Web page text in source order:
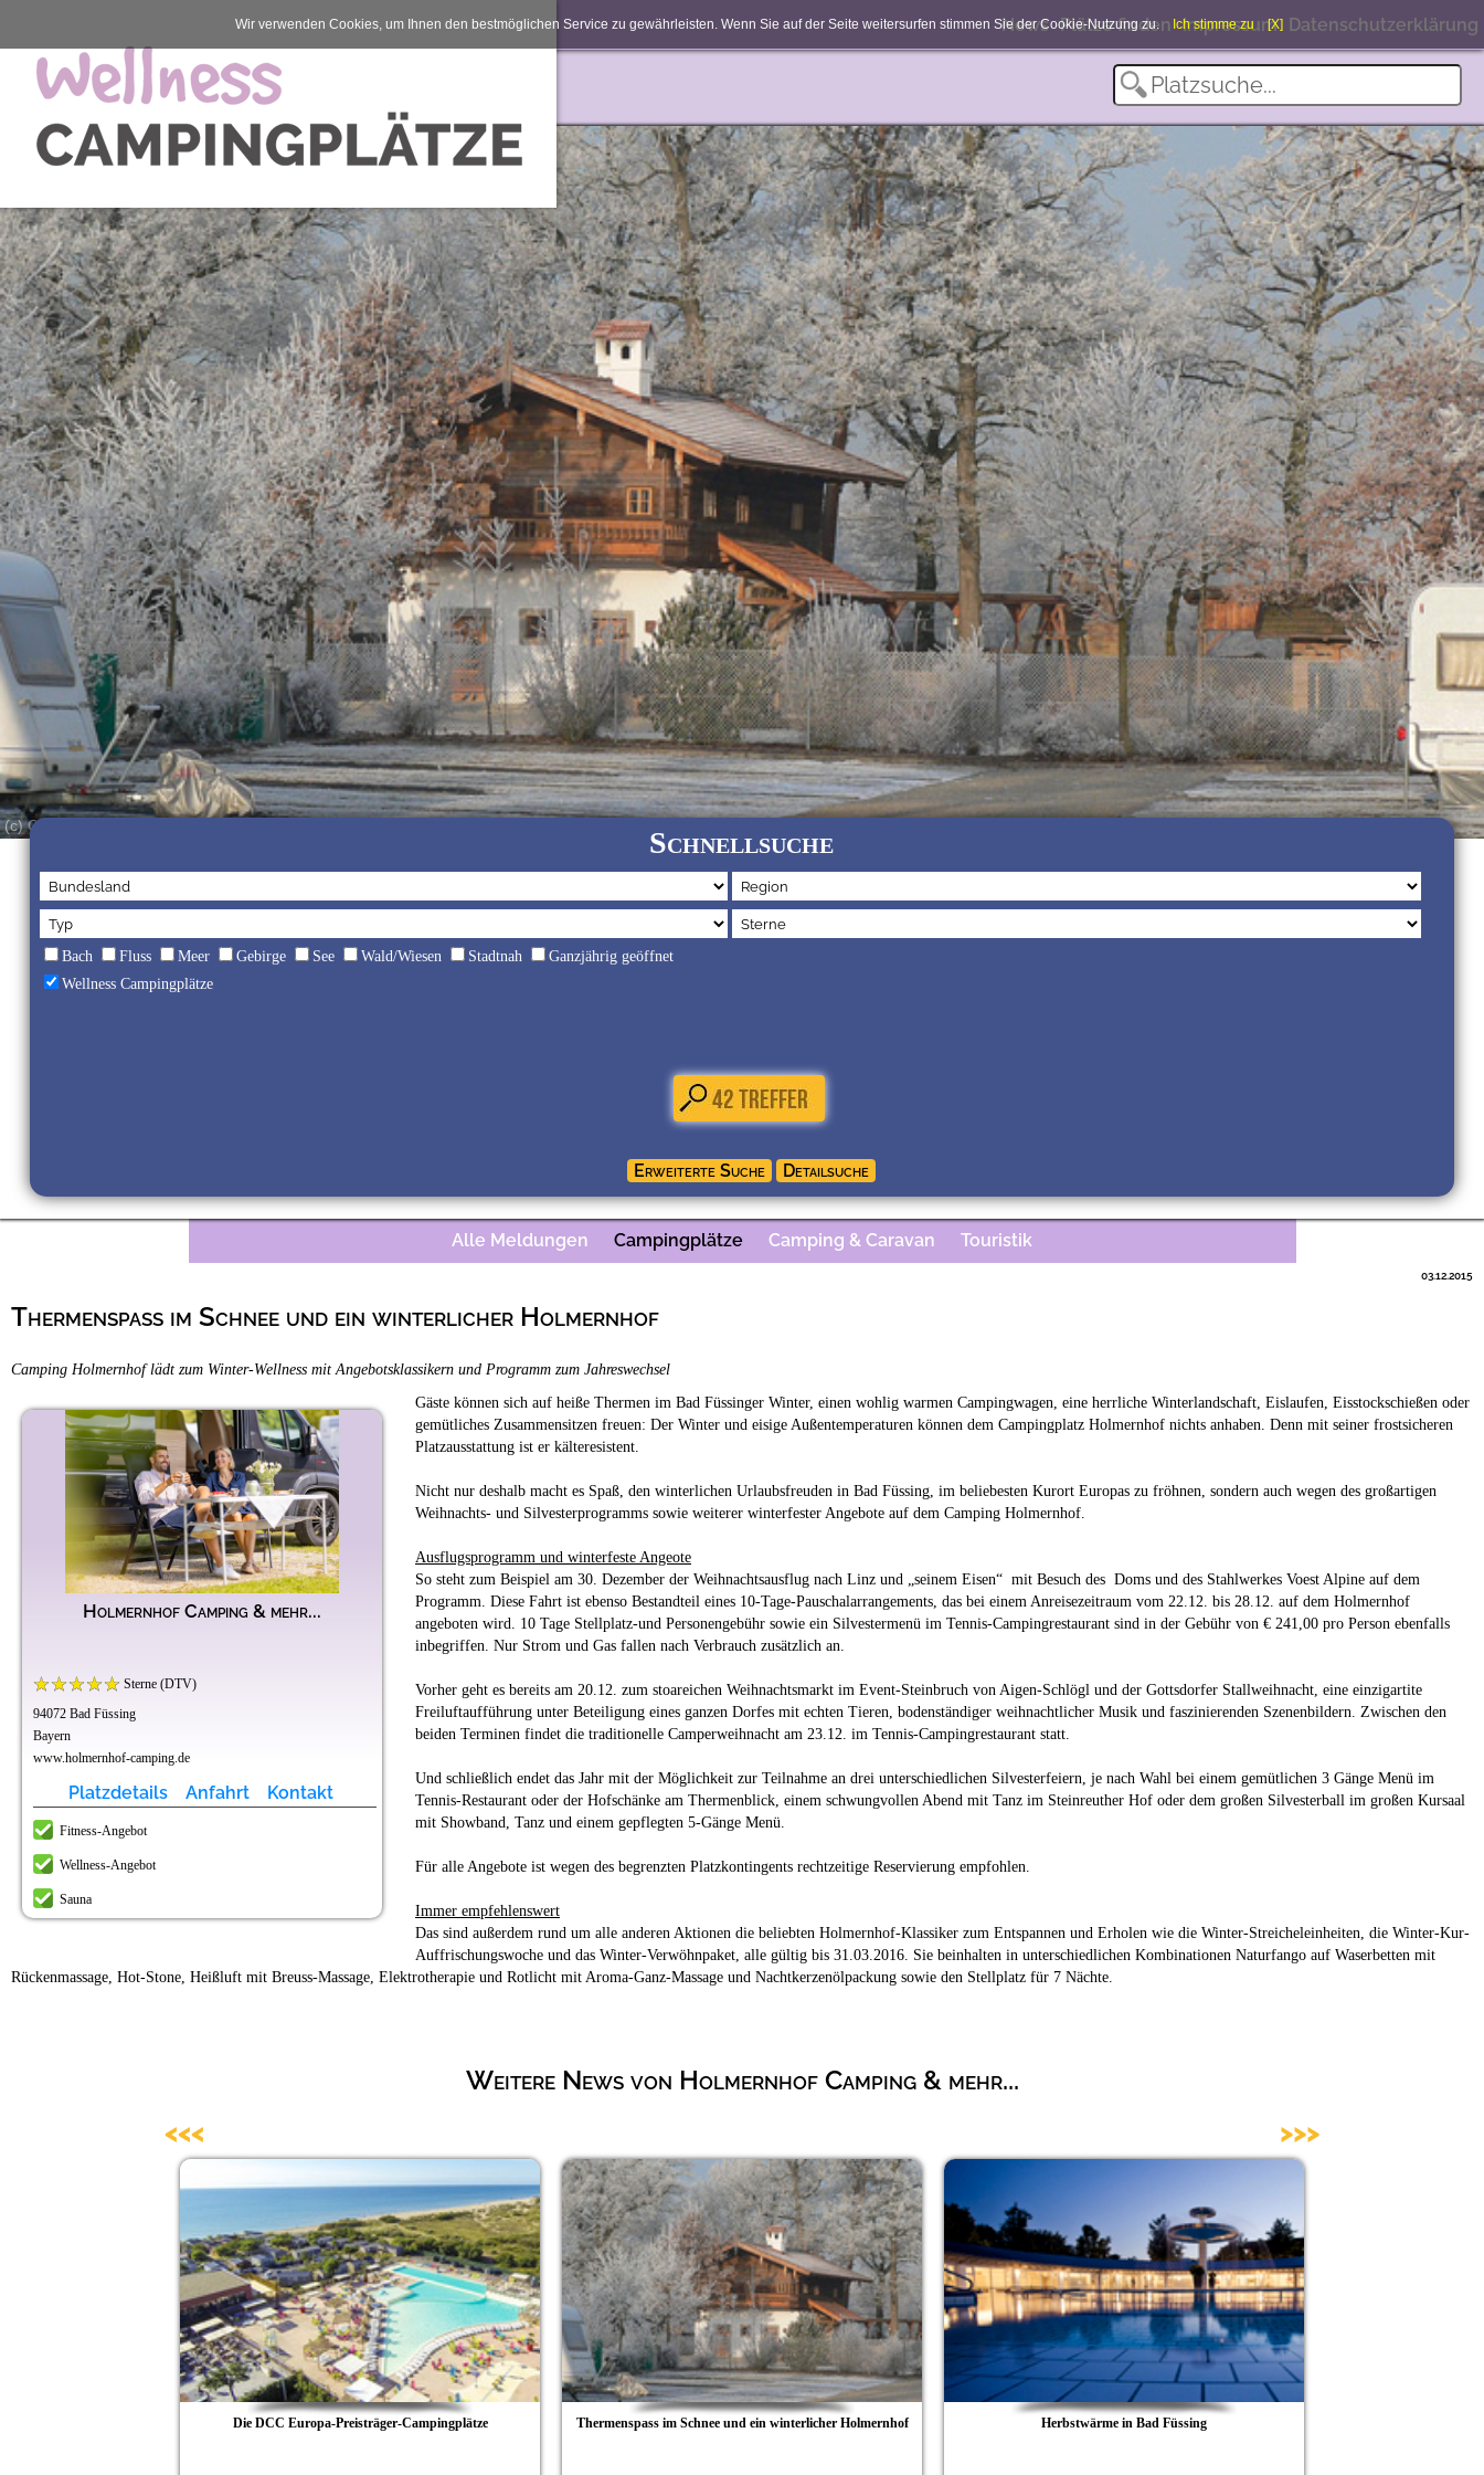
News Plätze finden Impressum Datenschutzerklärung
(c) Campingplatz Holmernhof Schnellsuche
Bach Fluss Meer Gebirge See Wald/Wiesen Stadtnah
Ganzjährig geöffnet
Wellness Campingplätze
Alle Meldungen Campingplätze Camping & Caravan Touristik
Thermenspass im Schnee und ein winterlicher Holmernhof
03.12.2015
Camping Holmernhof lädt zum Winter-Wellness mit Angebotsklassikern und Programm zum Jahreswechsel
Holmernhof Camping & mehr...
Sterne (DTV)
94072 Bad Füssing
Bayern
www.holmernhof-camping.de
Platzdetails Anfahrt Kontakt
Fitness-Angebot
Wellness-Angebot
Sauna
Gäste können sich auf heiße Thermen im Bad Füssinger Winter, einen wohlig warmen Campingwagen, eine herrliche Winterlandschaft, Eislaufen, Eisstockschießen oder
gemütliches Zusammensitzen freuen: Der Winter und eisige Außentemperaturen können dem Campingplatz Holmernhof nichts anhaben. Denn mit seiner frostsicheren
Platzausstattung ist er kälteresistent.
Nicht nur deshalb macht es Spaß, den winterlichen Urlaubsfreuden in Bad Füssing, im beliebesten Kurort Europas zu fröhnen, sondern auch wegen des großartigen
Weihnachts- und Silvesterprogramms sowie weiterer winterfester Angebote auf dem Camping Holmernhof.
Ausflugsprogramm und winterfeste Angeote
So steht zum Beispiel am 30. Dezember der Weihnachtsausflug nach Linz und „seinem Eisen“ mit Besuch des Doms und des Stahlwerkes Voest Alpine auf dem
Programm. Diese Fahrt ist ebenso Bestandteil eines 10-Tage-Pauschalarrangements, das bei einem Anreisezeitraum vom 22.12. bis 28.12. auf dem Holmernhof
angeboten wird. 10 Tage Stellplatz-und Personengebühr sowie ein Silvestermenü im Tennis-Campingrestaurant sind in der Gebühr von € 241,00 pro Person ebenfalls
inbegriffen. Nur Strom und Gas fallen nach Verbrauch zusätzlich an.
Vorher geht es bereits am 20.12. zum stoareichen Weihnachtsmarkt im Event-Steinbruch von Aigen-Schlögl und der Gottsdorfer Stallweihnacht, eine einzigartite
Freiluftaufführung unter Beteiligung eines ganzen Dorfes mit echten Tieren, bodenständiger weihnachtlicher Musik und faszinierenden Szenenbildern. Zwischen den
beiden Terminen findet die traditionelle Camperweihnacht am 23.12. im Tennis-Campingrestaurant statt.
Und schließlich endet das Jahr mit der Möglichkeit zur Teilnahme an drei unterschiedlichen Silvesterfeiern, je nach Wahl bei einem gemütlichen 3 Gänge Menü im
Tennis-Restaurant oder der Hofschänke am Thermenblick, einem schwungvollen Abend mit Tanz im Steinreuther Hof oder dem großen Silvesterball im großen Kursaal
mit Showband, Tanz und einem gepflegten 5-Gänge Menü.
Für alle Angebote ist wegen des begrenzten Platzkontingents rechtzeitige Reservierung empfohlen.
Immer empfehlenswert
Das sind außerdem rund um alle anderen Aktionen die beliebten Holmernhof-Klassiker zum Entspannen und Erholen wie die Winter-Streicheleinheiten, die Winter-Kur-
Auffrischungswoche und das Winter-Verwöhnpaket, alle gültig bis 31.03.2016. Sie beinhalten in unterschiedlichen Kombinationen Naturfango auf Waserbetten mit
Rückenmassage, Hot-Stone, Heißluft mit Breuss-Massage, Elektrotherapie und Rotlicht mit Aroma-Ganz-Massage und Nachtkerzenölpackung sowie den Stellplatz für 7 Nächte.
Weitere News von Holmernhof Camping & mehr...
Die DCC Europa-Preisträger-Campingplätze Thermenspass im Schnee und ein winterlicher Holmernhof Herbstwärme in Bad Füssing
<<< >>>
Wir verwenden Cookies, um Ihnen den bestmöglichen Service zu gewährleisten. Wenn Sie auf der Seite weitersurfen stimmen Sie der Cookie-Nutzung zu. Ich stimme zu [X]